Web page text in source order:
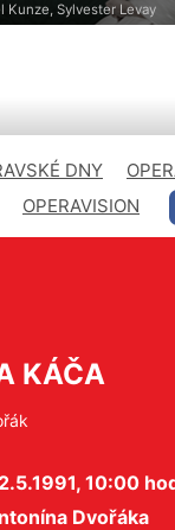
Kunze, Sylvester Levay
DNY
OPERAVISION
KÁČA
10:00
Dvořáka